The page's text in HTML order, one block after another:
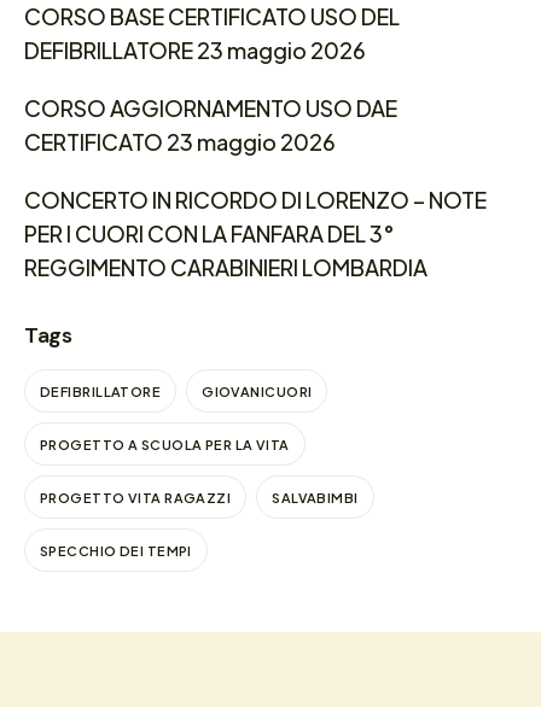
CORSO BASE CERTIFICATO USO DEL
DEFIBRILLATORE 23 maggio 2026
CORSO AGGIORNAMENTO USO DAE
CERTIFICATO 23 maggio 2026
CONCERTO IN RICORDO DI LORENZO – NOTE
PER I CUORI CON LA FANFARA DEL 3°
REGGIMENTO CARABINIERI LOMBARDIA
Tags
DEFIBRILLATORE GIOVANICUORI
PROGETTO A SCUOLA PER LA VITA
PROGETTO VITA RAGAZZI SALVABIMBI
SPECCHIO DEI TEMPI